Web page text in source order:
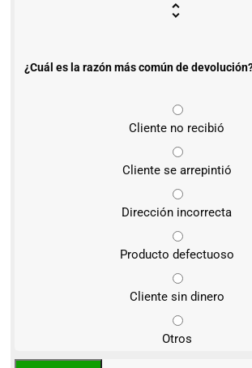
¿Cuál es la razón más común de
Cliente no recibió
Cliente se arrepintió
Dirección incorrecta
Producto defectuoso
Cliente sin dinero
Otros